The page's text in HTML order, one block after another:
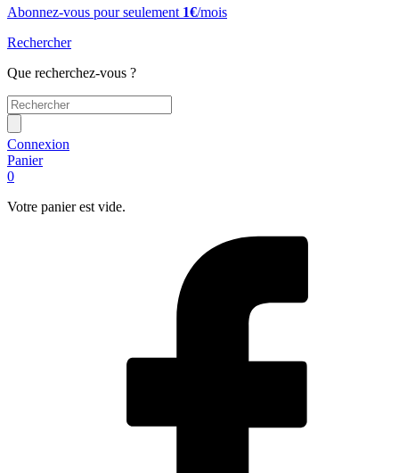
Abonnez-vous pour seulement 1€/mois
Rechercher
Que recherchez-vous ?
Connexion
Panier
0
Votre panier est vide.